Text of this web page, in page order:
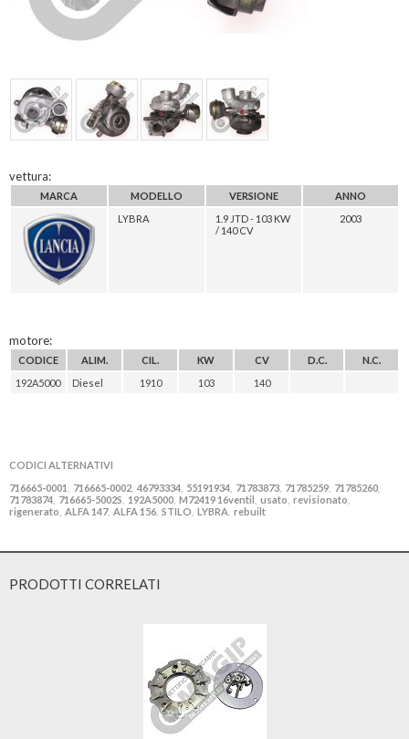
vettura:
MARCA MODELLO VERSIONE
ANNO
LYBRA
1.9 JTD - 103 KW
/ 140 CV
2003
motore:
CODICE ALIM. CIL. KW CV D.C.
N.C.
192A5000
Diesel 1910 103 140
CODICI ALTERNATIVI
716665-0001
716665-0002 46793334 55191934 71783873 71785259 71785260
71783874 716665-5002S 192A5000 M72419 16ventil usato revisionato
rigenerato ALFA 147, ALFA 156 STILO LYBRA rebuilt
PRODOTTI CORRELATI